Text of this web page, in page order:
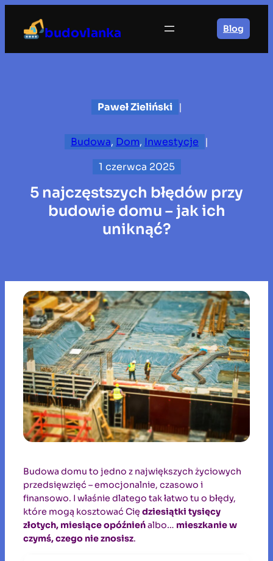
treści
budovlanka Blog
Paweł Zieliński |
Budowa, Dom, Inwestycje
|
1 czerwca 2025
5 najczęstszych błędów przy
budowie domu – jak ich
uniknąć?
Budowa domu to jedno z największych życiowych
przedsięwzięć – emocjonalnie, czasowo i
finansowo. I właśnie dlatego tak łatwo tu o błędy,
które mogą kosztować Cię dziesiątki tysięcy
złotych, miesiące opóźnieńalbo… mieszkanie w
czymś, czego nie znosisz.